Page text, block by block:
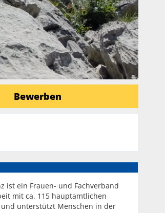
Bewerben
ist ein Frauen- und Fachverband
mit ca. 115 hauptamtlichen
unterstützt Menschen in der